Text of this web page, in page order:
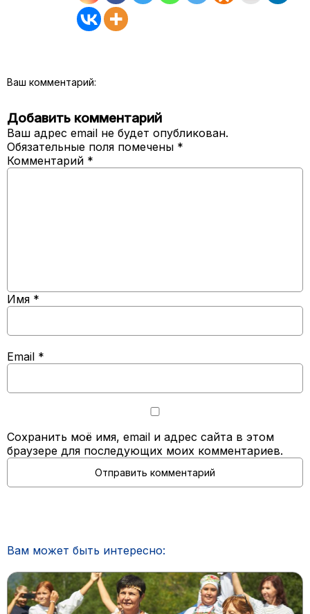
Ваш комментарий:
Добавить комментарий
Ваш адрес email не будет опубликован.
Обязательные поля помечены *
Комментарий *
Имя *
Email *
Сохранить моё имя, email и адрес сайта в этом
браузере для последующих моих комментариев.
Вам может быть интересно: